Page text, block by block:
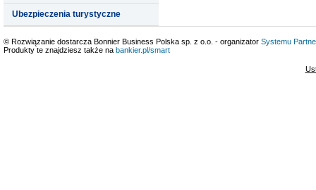
Ubezpieczenia turystyczne
© Rozwiązanie dostarcza Bonnier Business Polska sp. z o.o. - organizator Systemu
Produkty te znajdziesz także na bankier.pl/smart